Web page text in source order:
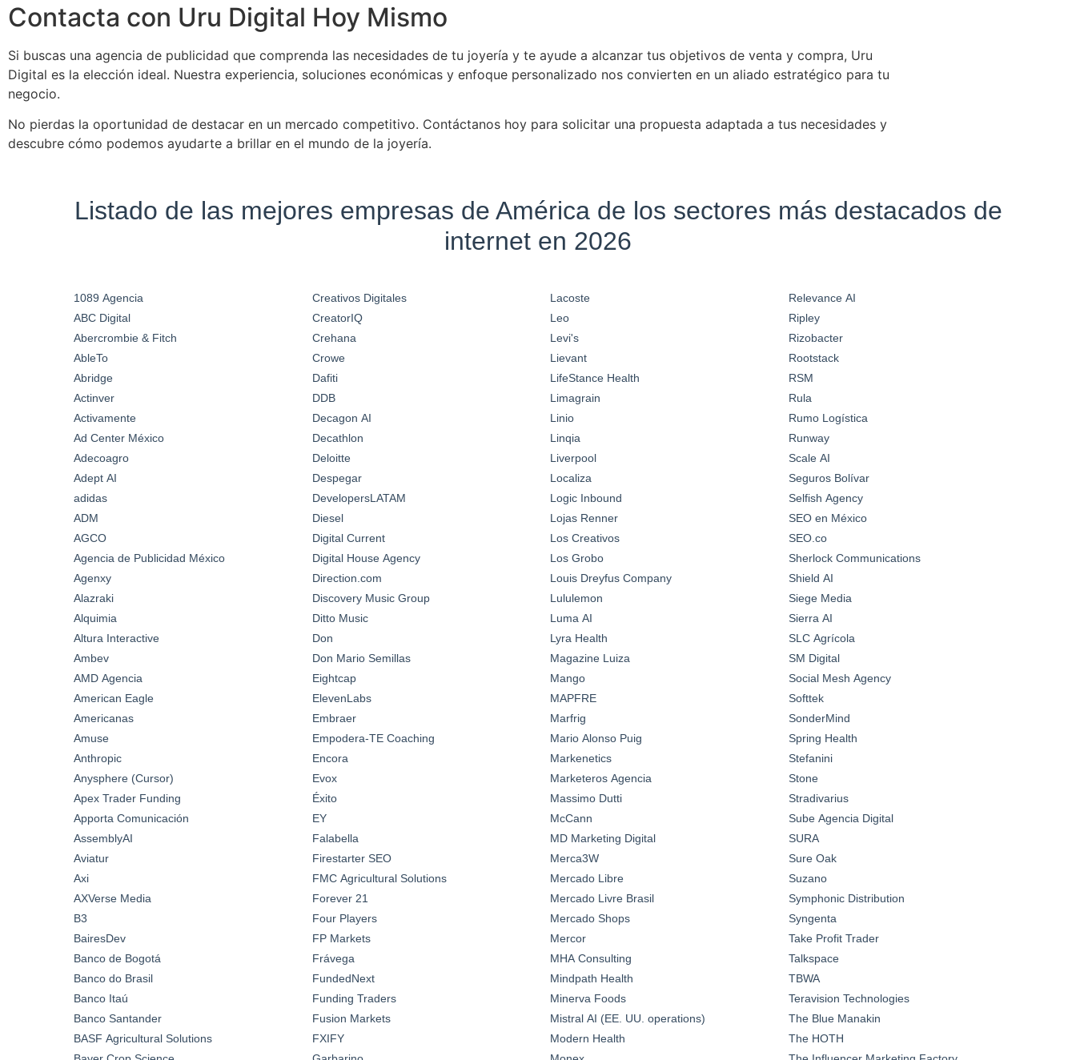
Contacta con Uru Digital Hoy Mismo
Si buscas una agencia de publicidad que comprenda las necesidades de tu joyería y te ayude a alcanzar tus objetivos de venta y compra, Uru
Digital es la elección ideal. Nuestra experiencia, soluciones económicas y enfoque personalizado nos convierten en un aliado estratégico para tu
negocio.
No pierdas la oportunidad de destacar en un mercado competitivo. Contáctanos hoy para solicitar una propuesta adaptada a tus necesidades y
descubre cómo podemos ayudarte a brillar en el mundo de la joyería.
Listado de las mejores empresas de América de los sectores más destacados de
internet en 2026
1089 Agencia
ABC Digital
Abercrombie & Fitch
AbleTo
Abridge
Actinver
Activamente
Ad Center México
Adecoagro
Adept AI
adidas
ADM
AGCO
Agencia de Publicidad México
Agenxy
Alazraki
Alquimia
Altura Interactive
Ambev
AMD Agencia
American Eagle
Americanas
Amuse
Anthropic
Anysphere (Cursor)
Apex Trader Funding
Apporta Comunicación
AssemblyAI
Aviatur
Axi
AXVerse Media
B3
BairesDev
Banco de Bogotá
Banco do Brasil
Banco Itaú
Banco Santander
BASF Agricultural Solutions
Creativos Digitales
CreatorIQ
Crehana
Crowe
Dafiti
DDB
Decagon AI
Decathlon
Deloitte
Despegar
DevelopersLATAM
Diesel
Digital Current
Digital House Agency
Direction.com
Discovery Music Group
Ditto Music
Don
Don Mario Semillas
Eightcap
ElevenLabs
Embraer
Empodera-TE Coaching
Encora
Evox
Éxito
EY
Falabella
Firestarter SEO
FMC Agricultural Solutions
Forever 21
Four Players
FP Markets
Frávega
FundedNext
Funding Traders
Fusion Markets
FXIFY
Lacoste
Leo
Levi's
Lievant
LifeStance Health
Limagrain
Linio
Linqia
Liverpool
Localiza
Logic Inbound
Lojas Renner
Los Creativos
Los Grobo
Louis Dreyfus Company
Lululemon
Luma AI
Lyra Health
Magazine Luiza
Mango
MAPFRE
Marfrig
Mario Alonso Puig
Markenetics
Marketeros Agencia
Massimo Dutti
McCann
MD Marketing Digital
Merca3W
Mercado Libre
Mercado Livre Brasil
Mercado Shops
Mercor
MHA Consulting
Mindpath Health
Minerva Foods
Mistral AI (EE. UU. operations)
Modern Health
Relevance AI
Ripley
Rizobacter
Rootstack
RSM
Rula
Rumo Logística
Runway
Scale AI
Seguros Bolívar
Selfish Agency
SEO en México
SEO.co
Sherlock Communications
Shield AI
Siege Media
Sierra AI
SLC Agrícola
SM Digital
Social Mesh Agency
Softtek
SonderMind
Spring Health
Stefanini
Stone
Stradivarius
Sube Agencia Digital
SURA
Sure Oak
Suzano
Symphonic Distribution
Syngenta
Take Profit Trader
Talkspace
TBWA
Teravision Technologies
The Blue Manakin
The HOTH